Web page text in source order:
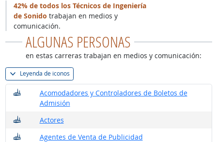
42% de todos los Técnicos de Ingeniería
de Sonido trabajan en medios y
comunicación.
ALGUNAS PERSONAS
en estas carreras trabajan en medios y comunicación:
Leyenda de iconos
Acomodadores y Controladores de Boletos de
Admisión
¿Dónde trabajan?
Actores
¿Dónde trabajan?
Agentes de Venta de Publicidad
¿Dónde trabajan?